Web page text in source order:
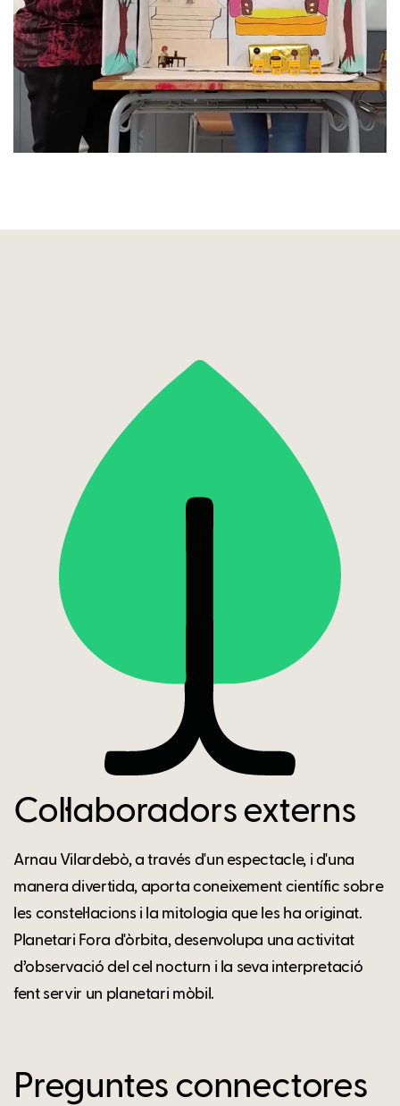
Col·laboradors externs
Arnau Vilardebò, a través d'un espectacle, i d'una
manera divertida, aporta coneixement científic sobre
les constel·lacions i la mitologia que les ha originat.
Planetari Fora d'òrbita, desenvolupa una activitat
d’observació del cel nocturn i la seva interpretació
fent servir un planetari mòbil.
Preguntes connectores